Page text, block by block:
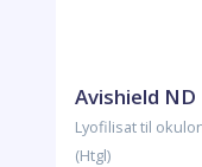
Avishield ND
Lyofilisat til
(Htgl)